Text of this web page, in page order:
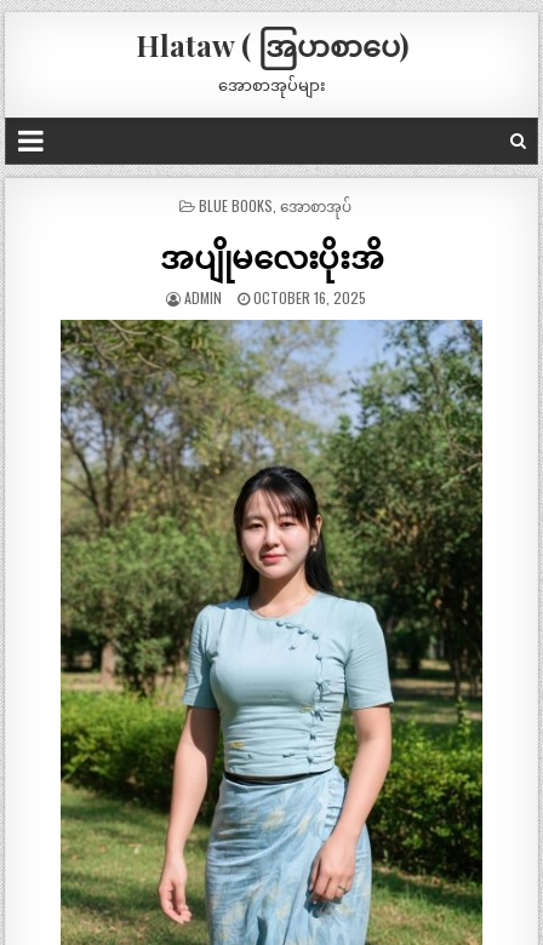
Hlataw ( အြပာစာပေ)
အောစာအုပ်များ
POSTED
BLUE BOOKS အောစာအုပ်
အပျိုမလေးပိုးအိ
ADMIN OCTOBER 16, 2025